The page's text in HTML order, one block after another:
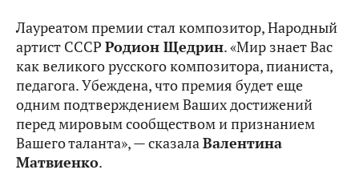
Лауреатом премии стал композитор, Народный
артист СССР Родион Щедрин. «Мир знает Вас
как великого русского композитора, пианиста,
педагога. Убеждена, что премия будет еще
одним подтверждением Ваших достижений
перед мировым сообществом и признанием
Вашего таланта», — сказала Валентина
Матвиенко.